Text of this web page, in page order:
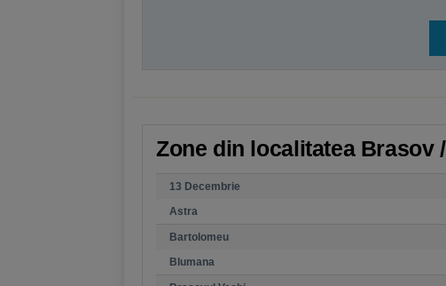
Zone din localitatea Brasov
13 Decembrie
Astra
Bartolomeu
Blumana